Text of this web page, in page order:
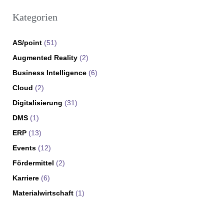
Kategorien
AS/point (51)
Augmented Reality (2)
Business Intelligence (6)
Cloud (2)
Digitalisierung (31)
DMS (1)
ERP (13)
Events (12)
Fördermittel (2)
Karriere (6)
Materialwirtschaft (1)